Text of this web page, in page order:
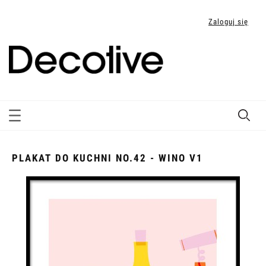
Zaloguj się
PLAKAT DO KUCHNI NO.42 - WINO V1